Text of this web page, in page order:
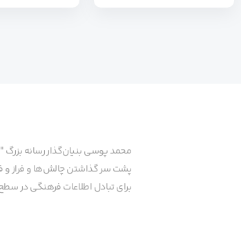
محمد پوسی بنیان‌گذار رسانه
پشت سر گذاشتن چالش‌ها و فراز و
برای تبادل اطلاعات فرهنگی در